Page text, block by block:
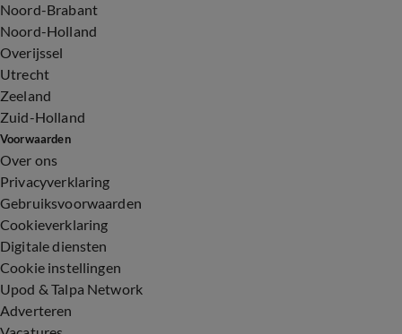
Noord-Brabant
Noord-Holland
Overijssel
Utrecht
Zeeland
Zuid-Holland
Voorwaarden
Over ons
Privacyverklaring
Gebruiksvoorwaarden
Cookieverklaring
Digitale diensten
Cookie instellingen
Upod & Talpa Network
Adverteren